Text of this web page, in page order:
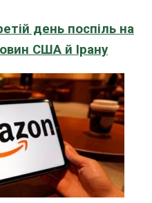
день поспіль на
США й Ірану